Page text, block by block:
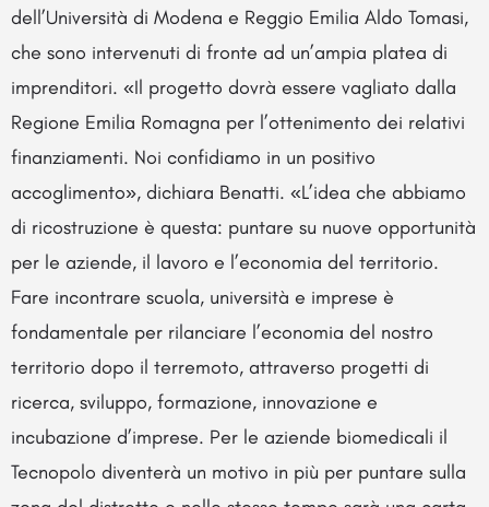
dell’Università di Modena e Reggio Emilia Aldo Tomasi,
che sono intervenuti di fronte ad un’ampia platea di
imprenditori. «Il progetto dovrà essere vagliato dalla
Regione Emilia Romagna per l’ottenimento dei relativi
finanziamenti. Noi confidiamo in un positivo
accoglimento», dichiara Benatti. «L’idea che abbiamo
di ricostruzione è questa: puntare su nuove opportunità
per le aziende, il lavoro e l’economia del territorio.
Fare incontrare scuola, università e imprese è
fondamentale per rilanciare l’economia del nostro
territorio dopo il terremoto, attraverso progetti di
ricerca, sviluppo, formazione, innovazione e
incubazione d’imprese. Per le aziende biomedicali il
Tecnopolo diventerà un motivo in più per puntare sulla